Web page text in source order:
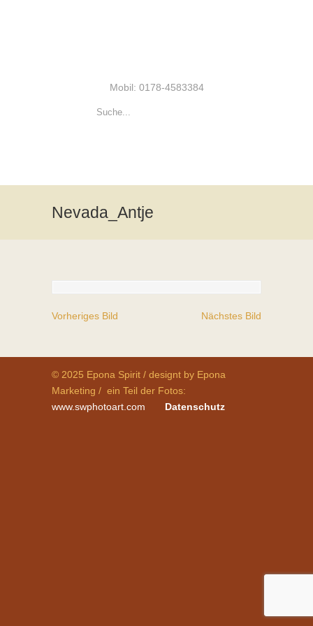
Mobil: 0178-4583384
Nevada_Antje
Vorheriges Bild Nächstes Bild
© 2025 Epona Spirit / designt by Epona
Marketing / ein Teil der Fotos:
www.swphotoart.com
Datenschutz